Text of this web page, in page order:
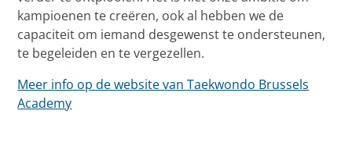
kampioenen te creëren, ook al hebben we de
capaciteit om iemand desgewenst te ondersteunen,
te begeleiden en te vergezellen.
Meer info op de website van Taekwondo Brussels
Academy